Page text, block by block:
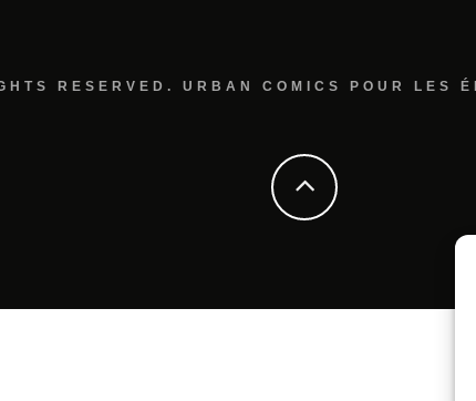
RESERVED. URBAN COMICS POUR LES